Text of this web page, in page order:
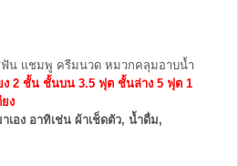
ฟัน แชมพู ครีมนวด หมวกคลุมอาบน้ำ
ง 2 ชั้น ชั้นบน 3.5 ฟุต ชั้นล่าง 5 ฟุต 1
ง
เอง อาทิเช่น ผ้าเช็ดตัว, น้ำดื่ม,